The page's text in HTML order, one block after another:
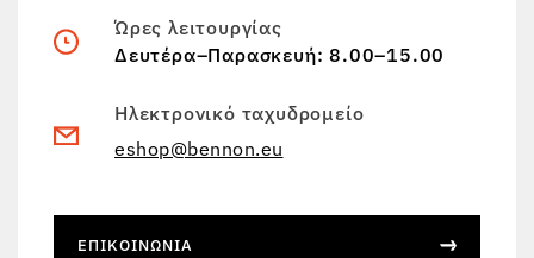
Ώρες λειτουργίας
Δευτέρα–Παρασκευή: 8.00–15.00
Ηλεκτρονικό ταχυδρομείο
eshop@bennon.eu
ΕΠΙΚΟΙΝΩΝΊΑ